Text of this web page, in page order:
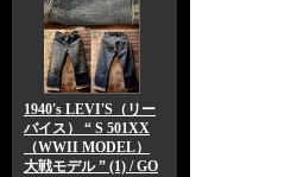
1940's LEVI'S（リー
バイス） “ S 501XX
（WWII MODEL）
大戦モデル ” (1) / GO